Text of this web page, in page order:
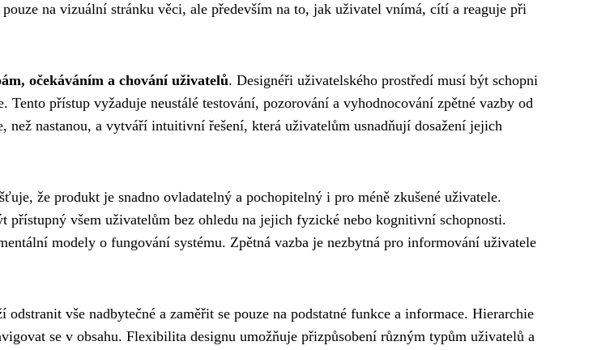
na vizuální stránku věci, ale především na to, jak uživatel vnímá, cítí a reaguje při
očekáváním a chování uživatelů. Designéři uživatelského prostředí musí být schopni
přístup vyžaduje neustálé testování, pozorování a vyhodnocování zpětné vazby od
nastanou, a vytváří intuitivní řešení, která uživatelům usnadňují dosažení jejich
že produkt je snadno ovladatelný a pochopitelný i pro méně zkušené uživatele.
všem uživatelům bez ohledu na jejich fyzické nebo kognitivní schopnosti.
modely o fungování systému. Zpětná vazba je nezbytná pro informování uživatele
odstranit vše nadbytečné a zaměřit se pouze na podstatné funkce a informace. Hierarchie
se v obsahu. Flexibilita designu umožňuje přizpůsobení různým typům uživatelů a